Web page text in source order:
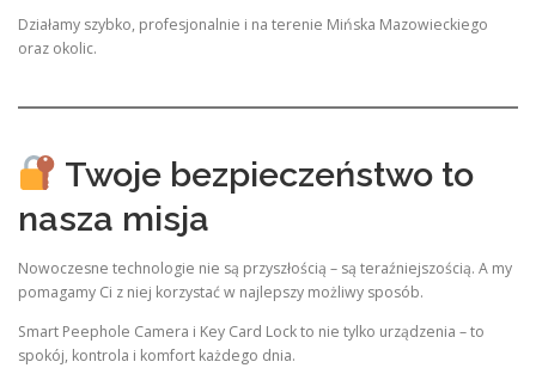
Działamy szybko, profesjonalnie i na terenie Mińska Mazowieckiego
oraz okolic.
Twoje bezpieczeństwo to
nasza misja
Nowoczesne technologie nie są przyszłością – są teraźniejszością. A my
pomagamy Ci z niej korzystać w najlepszy możliwy sposób.
Smart Peephole Camera i Key Card Lock to nie tylko urządzenia – to
spokój, kontrola i komfort każdego dnia.